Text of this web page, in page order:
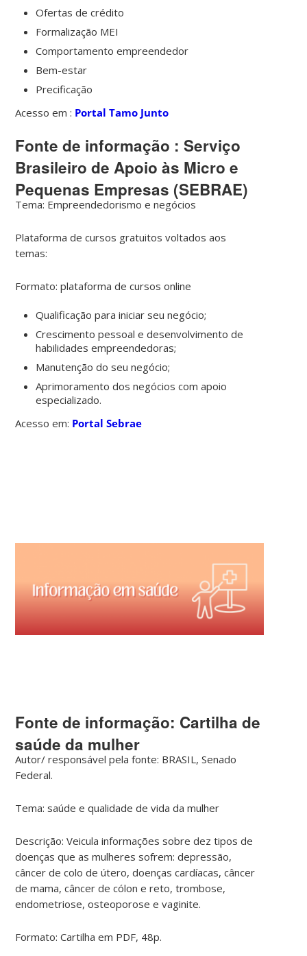
Ofertas de crédito
Formalização MEI
Comportamento empreendedor
Bem-estar
Precificação
Acesso em : Portal Tamo Junto
Fonte de informação : Serviço
Brasileiro de Apoio às Micro e
Pequenas Empresas (SEBRAE)
Tema: Empreendedorismo e negócios
Plataforma de cursos gratuitos voltados aos
temas:
Formato: plataforma de cursos online
Qualificação para iniciar seu negócio;
Crescimento pessoal e desenvolvimento de
habilidades empreendedoras;
Manutenção do seu negócio;
Aprimoramento dos negócios com apoio
especializado.
Acesso em: Portal Sebrae
Fonte de informação: Cartilha de
saúde da mulher
Autor/ responsável pela fonte: BRASIL, Senado
Federal.
Tema: saúde e qualidade de vida da mulher
Descrição: Veicula informações sobre dez tipos de
doenças que as mulheres sofrem: depressão,
câncer de colo de útero, doenças cardíacas, câncer
de mama, câncer de cólon e reto, trombose,
endometriose, osteoporose e vaginite.
Formato: Cartilha em PDF, 48p.